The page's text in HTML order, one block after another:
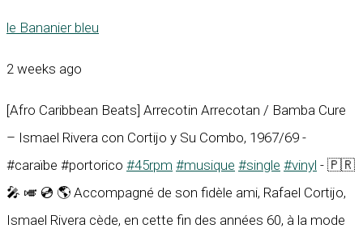
le Bananier bleu
2 weeks ago
[Afro Caribbean Beats] Arrecotin Arrecotan / Bamba Cure
– Ismael Rivera con Cortijo y Su Combo, 1967/69 -
#caraïbe #portorico #45rpm #musique #single #vinyl - 🇵🇷
🎤 🎺 💿 🌎 Accompagné de son fidèle ami, Rafael Cortijo,
Ismael Rivera cède, en cette fin des années 60, à la mode